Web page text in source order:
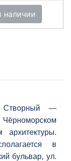
наличии
Створный —
архитектуры.
в
бульвар, ул.